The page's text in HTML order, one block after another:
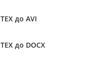
TEX до AVI
TEX до DOCX